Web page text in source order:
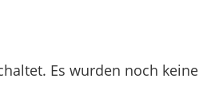
Es wurden noch keine